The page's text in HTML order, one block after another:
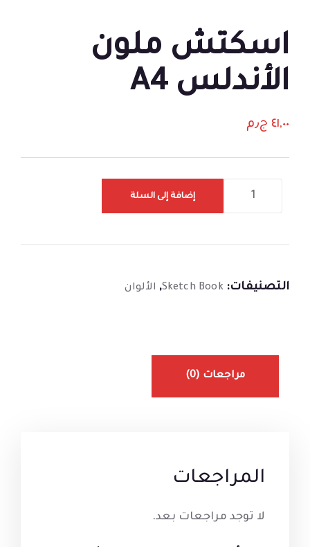
اسكتش ملون
الأندلس A4
٤١,٠٠ ج٫م
إضافة إلى السلة
التصنيفات:Sketch Book
, الألوان
مراجعات (0)
المراجعات
لا توجد مراجعات بعد.